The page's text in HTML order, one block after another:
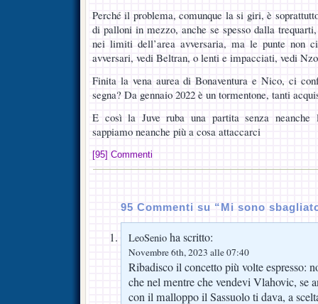
Perché il problema, comunque la si giri, è
di palloni in mezzo, anche se spesso dalla
nei limiti dell’area avversaria, ma le punte non
avversari, vedi Beltran, o lenti e impacciati, vedi
Finita la vena aurea di Bonaventura e Nico, ci
segna? Da gennaio 2022 è un tormentone, tanti
E così la Juve ruba una partita senza neanche
sappiamo neanche più a cosa attaccarci
[95] Commenti
95 Commenti su “Mi sono
LeoSenio ha scritto:
Novembre 6th, 2023 alle 07:40
Ribadisco il concetto più volte espresso:
che nel mentre che vendevi Vlahovic, se
con il malloppo il Sassuolo ti dava, a